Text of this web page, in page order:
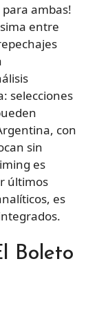
ambas!
entre
selecciones
con
sin
es
últimos
es
Boleto